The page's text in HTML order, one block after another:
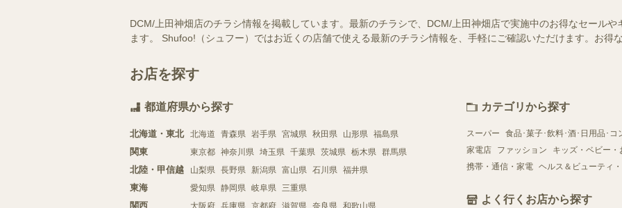
DCM/上田神畑店のチラシ情報を掲載しています。最新のチラシで、DCM/上田神畑店で実施中のお得なセール
ます。 Shufoo!（シュフー）ではお近くの店舗で使える最新のチラシ情報を、手軽にご確認いただけます。お得
お店を探す
都道府県から探す
北海道・東北 北海道 青森県 岩手県 宮城県 秋田県 山形県 福島県
関東 東京都 神奈川県 埼玉県 千葉県 茨城県 栃木県 群馬県
北陸・甲信越 山梨県 長野県 新潟県 富山県 石川県 福井県
東海 愛知県 静岡県 岐阜県 三重県
関西 大阪府 兵庫県 京都府 滋賀県 奈良県 和歌山県
カテゴリから探す
スーパー
食品･菓子･飲料･酒･日用品･コ
家電店
ファッション
キッズ・ベビー・
携帯・通信・家電 ヘルス＆ビューティ
よく行くお店から探す